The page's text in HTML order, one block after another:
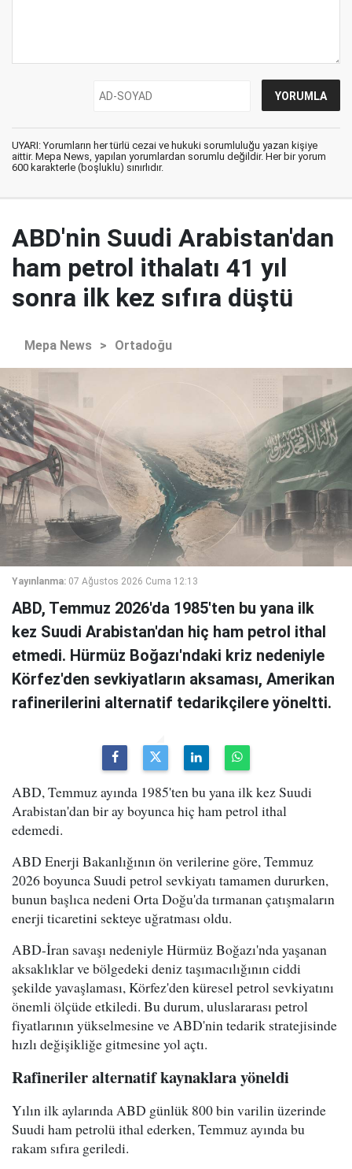
UYARI: Yorumların her türlü cezai ve hukuki sorumluluğu yazan kişiye
aittir. Mepa News, yapılan yorumlardan sorumlu değildir. Her bir yorum
600 karakterle (boşluklu) sınırlıdır.
ABD'nin Suudi Arabistan'dan
ham petrol ithalatı 41 yıl
sonra ilk kez sıfıra düştü
Mepa News > Ortadoğu
Yayınlanma: 07 Ağustos 2026 Cuma 12:13
ABD, Temmuz 2026'da 1985'ten bu yana ilk
kez Suudi Arabistan'dan hiç ham petrol ithal
etmedi. Hürmüz Boğazı'ndaki kriz nedeniyle
Körfez'den sevkiyatların aksaması, Amerikan
rafinerilerini alternatif tedarikçilere yöneltti.
ABD, Temmuz ayında 1985'ten bu yana ilk kez Suudi
Arabistan'dan bir ay boyunca hiç ham petrol ithal
edemedi.
ABD Enerji Bakanlığının ön verilerine göre, Temmuz
2026 boyunca Suudi petrol sevkiyatı tamamen dururken,
bunun başlıca nedeni Orta Doğu'da tırmanan çatışmaların
enerji ticaretini sekteye uğratması oldu.
ABD-İran savaşı nedeniyle Hürmüz Boğazı'nda yaşanan
aksaklıklar ve bölgedeki deniz taşımacılığının ciddi
şekilde yavaşlaması, Körfez'den küresel petrol sevkiyatını
önemli ölçüde etkiledi. Bu durum, uluslararası petrol
fiyatlarının yükselmesine ve ABD'nin tedarik stratejisinde
hızlı değişikliğe gitmesine yol açtı.
Rafineriler alternatif kaynaklara yöneldi
Yılın ilk aylarında ABD günlük 800 bin varilin üzerinde
Suudi ham petrolü ithal ederken, Temmuz ayında bu
rakam sıfıra geriledi.